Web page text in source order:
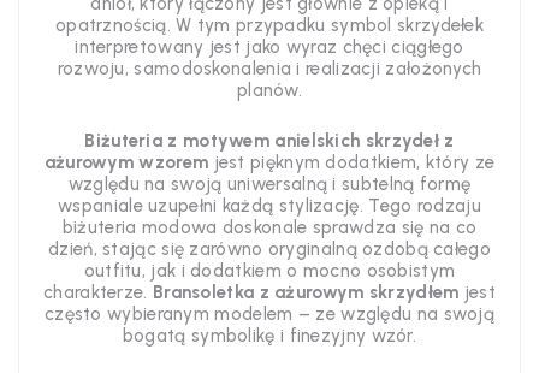
opatrznością. W tym przypadku symbol skrzydełek
interpretowany jest jako wyraz chęci ciągłego
rozwoju, samodoskonalenia i realizacji założonych
planów.
Biżuteria z motywem anielskich skrzydeł z
ażurowym wzorem jest pięknym dodatkiem, który ze
względu na swoją uniwersalną i subtelną formę
wspaniale uzupełni każdą stylizację. Tego rodzaju
biżuteria modowa doskonale sprawdza się na co
dzień, stając się zarówno oryginalną ozdobą całego
outfitu, jak i dodatkiem o mocno osobistym
charakterze. Bransoletka z ażurowym skrzydłem jest
często wybieranym modelem – ze względu na swoją
bogatą symbolikę i finezyjny wzór.